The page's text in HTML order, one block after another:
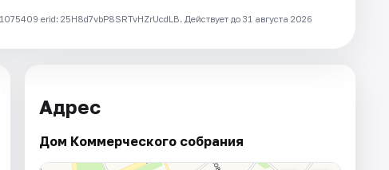
erid: 25H8d7vbP8SRTvHZrUcdLB. Действует до 31 августа 2026
Адрес
Дом Коммерческого собрания